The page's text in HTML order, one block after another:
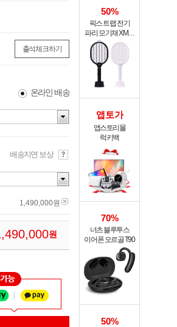
출석체크하기
온라인 배송
배송지연 보상
1,490,000원
,490,000원
50%
픽스 트랩 전기
파리 모기채 XMR-
301
앱토가
앱스토리몰
럭키백
70%
너츠 블루투스
이어폰 오르골 T90
50%